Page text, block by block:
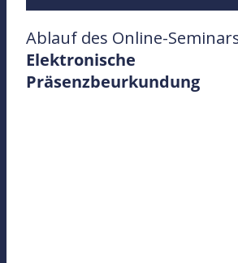
Ablauf des Online-
Elektronische
Präsenzbeurkundung